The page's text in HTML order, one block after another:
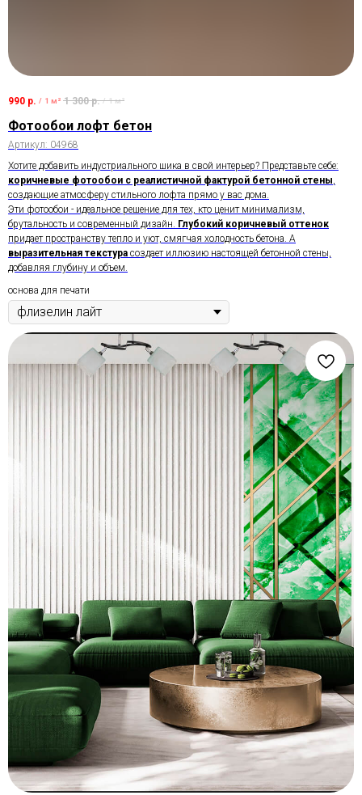
990 р. / 1 м² 1 300 р. / 1 м²
Фотообои лофт бетон
Артикул: 04968
Хотите добавить индустриального шика в свой интерьер? Представьте себе:
коричневые фотообои с реалистичной фактурой бетонной стены,
создающие атмосферу стильного лофта прямо у вас дома.
Эти фотообои - идеальное решение для тех, кто ценит минимализм,
брутальность и современный дизайн. Глубокий коричневый оттенок
придает пространству тепло и уют, смягчая холодность бетона. А
выразительная текстура создает иллюзию настоящей бетонной стены,
добавляя глубину и объем.
основа для печати